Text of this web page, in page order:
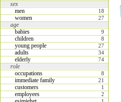
sex
men
18
women 27
age
babies
9
children 8
young people 27
adults 34
elderly 74
role
occupations
8
immediate family 21
customers 1
employees 2